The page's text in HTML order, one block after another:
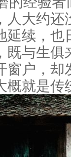
人大约
延续，
既与生
窗户，
概就是传